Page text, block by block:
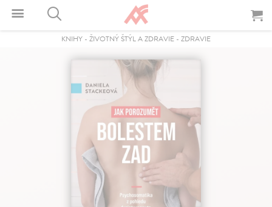
KNIHY - ŽIVOTNÝ ŠTÝL A ZDRAVIE - ZDRAVIE